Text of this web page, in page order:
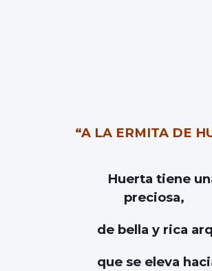
“A LA ERMITA DE
Huerta tiene una
preciosa,
de bella y rica
que se eleva hacia